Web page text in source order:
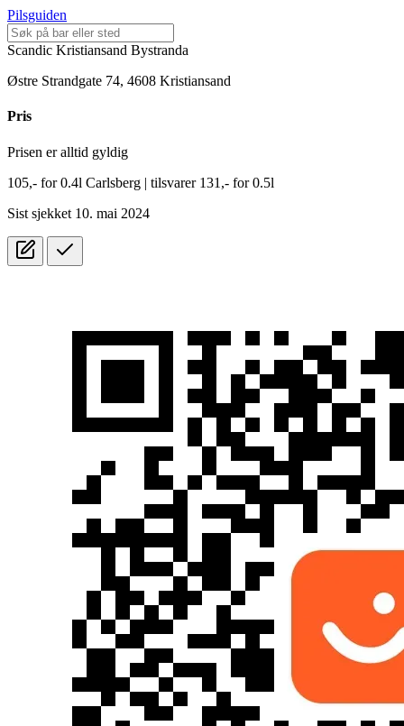
Pilsguiden
Scandic Kristiansand Bystranda
Østre Strandgate 74, 4608 Kristiansand
Pris
Prisen er alltid gyldig
105,- for0.4l Carlsberg | tilsvarer 131,- for 0.5l
Sist sjekket 10. mai 2024